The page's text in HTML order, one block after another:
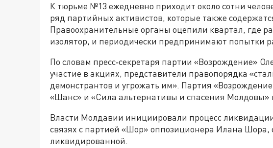
К тюрьме №13 ежедневно приходит около сотни
ряд партийных активистов, которые также
Правоохранительные органы оцепили квартал, где
изолятор, и периодически предпринимают попытки
По словам пресс‑секретаря партии «Возрождение»
участие в акциях, представители правопорядка
демонстрантов и угрожать им». Партия
«Шанс» и «Сила альтернативы и спасения Молдовы»
Власти Молдавии инициировали процесс
связях с партией «Шор» оппозиционера Илана Шора,
ликвидированной.